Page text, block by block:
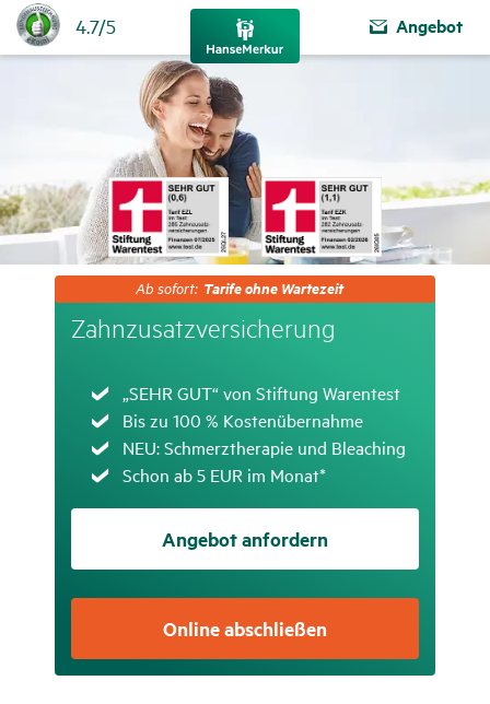
4.7
4.7/5 Angebot
sofort:
Tarife
ohne
Ab sofort: Tarife ohne Wartezeit
Zahn­zu­satz­ver­si­che­rung
Zutreffend
„SEHR GUT“ von Stiftung Warentest
Zutreffend
Bis zu 100 % Kostenübernahme
Zutreffend
NEU: Schmerztherapie und Bleaching
Zutreffend
Schon ab 5 EUR im Monat*
Angebot anfordern
Online abschließen